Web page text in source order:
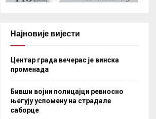
Најновије вијести
Центар града вечерас је винска
променада
Бивши војни полицајци ревносно
његују успомену на страдале
саборце